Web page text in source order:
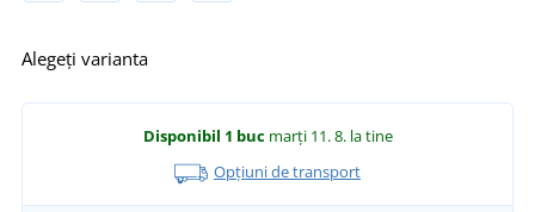
Alegeți varianta
Disponibil 1 buc marți 11. 8. la tine
Opțiuni de transport